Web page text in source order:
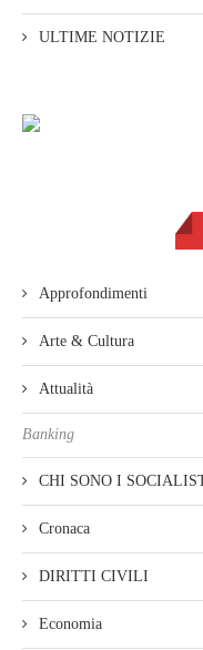
ULTIME NOTIZIE
Approfondimenti
Arte & Cultura
Attualità
Banking
CHI SONO I
Cronaca
DIRITTI CIVILI
Economia